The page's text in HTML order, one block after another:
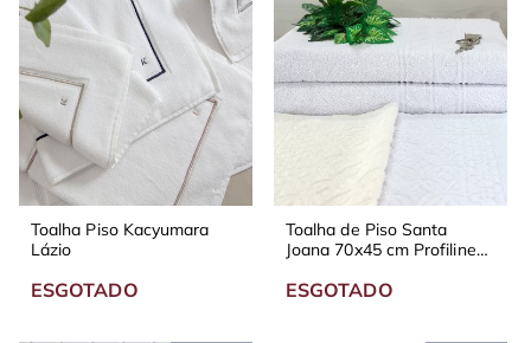
Toalha Piso Kacyumara
Lázio
ESGOTADO
Toalha de Piso Santa
Joana 70x45 cm Profiline
ESGOTADO